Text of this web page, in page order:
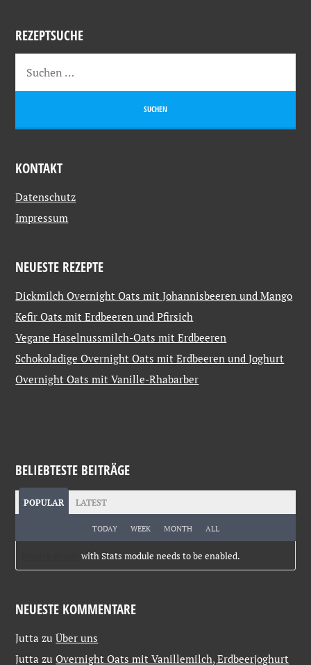
REZEPTSUCHE
KONTAKT
Datenschutz
Impressum
NEUESTE REZEPTE
Dickmilch Overnight Oats mit Johannisbeeren und Mango
Kefir Oats mit Erdbeeren und Pfirsich
Vegane Haselnussmilch-Oats mit Erdbeeren
Schokoladige Overnight Oats mit Erdbeeren und Joghurt
Overnight Oats mit Vanille-Rhabarber
BELIEBTESTE BEITRÄGE
POPULAR LATEST
TODAY WEEK MONTH ALL
with Stats module needs to be enabled.
NEUESTE KOMMENTARE
Jutta zuÜber uns
Jutta zuOvernight Oats mit Vanillemilch, Erdbeerjoghurt